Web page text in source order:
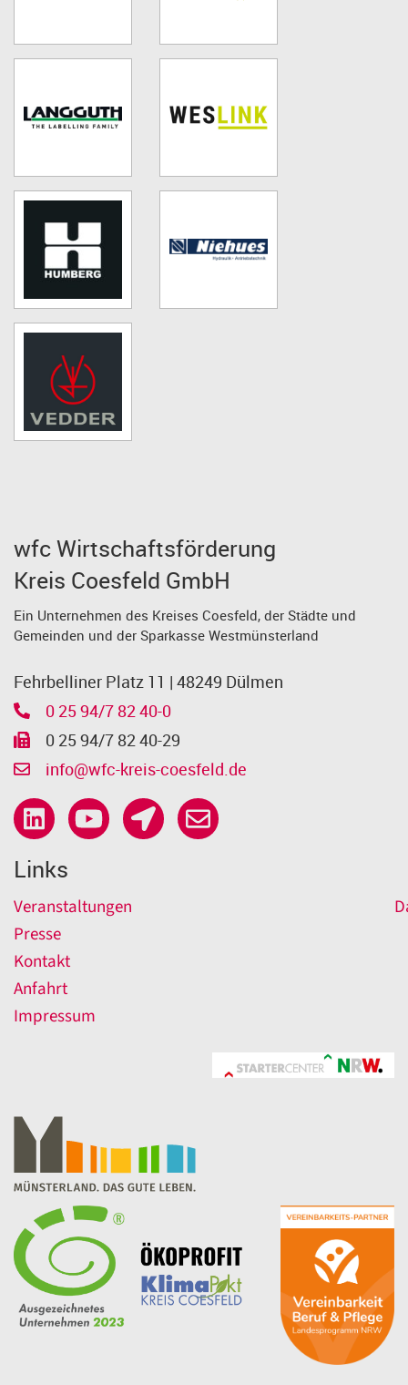
wfc Wirtschaftsförderung
Kreis Coesfeld GmbH
Ein Unternehmen des Kreises Coesfeld, der Städte und
Gemeinden und der Sparkasse Westmünsterland
Fehrbelliner Platz 11 | 48249 Dülmen
0 25 94/7 82 40-0
0 25 94/7 82 40-29
info@wfc-kreis-coesfeld.de
Links
Veranstaltungen
Presse
Kontakt
Anfahrt
Impressum